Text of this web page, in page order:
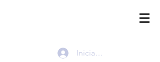
Iniciar sesión